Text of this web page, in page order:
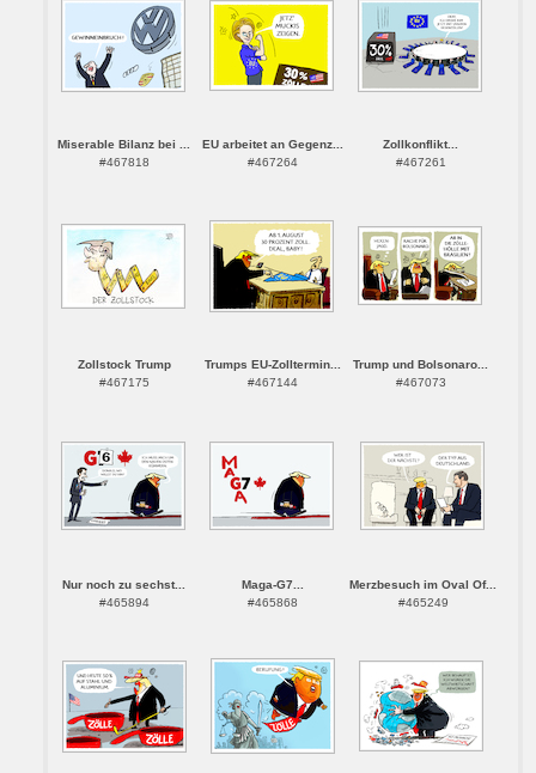
Miserable Bilanz bei ...
#467818
EU arbeitet an Gegenz...
#467264
Zollkonflikt...
#467261
Zollstock Trump
#467175
Trumps EU-Zolltermin...
#467144
Trump und Bolsonaro...
#467073
Nur noch zu sechst...
#465894
Maga-G7...
#465868
Merzbesuch im Oval Of...
#465249